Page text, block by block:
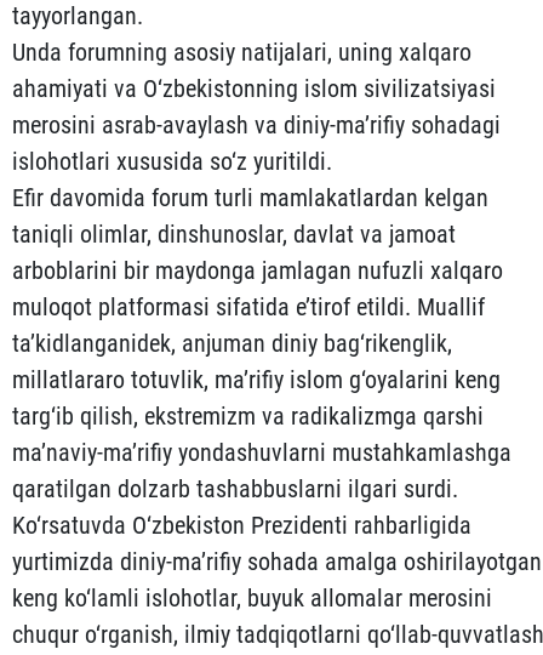
tayyorlangan.
Unda forumning asosiy natijalari, uning xalqaro
ahamiyati va O‘zbekistonning islom sivilizatsiyasi
merosini asrab-avaylash va diniy-ma’rifiy sohadagi
islohotlari xususida so‘z yuritildi.
Efir davomida forum turli mamlakatlardan kelgan
taniqli olimlar, dinshunoslar, davlat va jamoat
arboblarini bir maydonga jamlagan nufuzli xalqaro
muloqot platformasi sifatida e’tirof etildi. Muallif
ta’kidlanganidek, anjuman diniy bag‘rikenglik,
millatlararo totuvlik, ma’rifiy islom g‘oyalarini keng
targ‘ib qilish, ekstremizm va radikalizmga qarshi
ma’naviy-ma’rifiy yondashuvlarni mustahkamlashga
qaratilgan dolzarb tashabbuslarni ilgari surdi.
Ko‘rsatuvda O‘zbekiston Prezidenti rahbarligida
yurtimizda diniy-ma’rifiy sohada amalga oshirilayotgan
keng ko‘lamli islohotlar, buyuk allomalar merosini
chuqur o‘rganish, ilmiy tadqiqotlarni qo‘llab-quvvatlash